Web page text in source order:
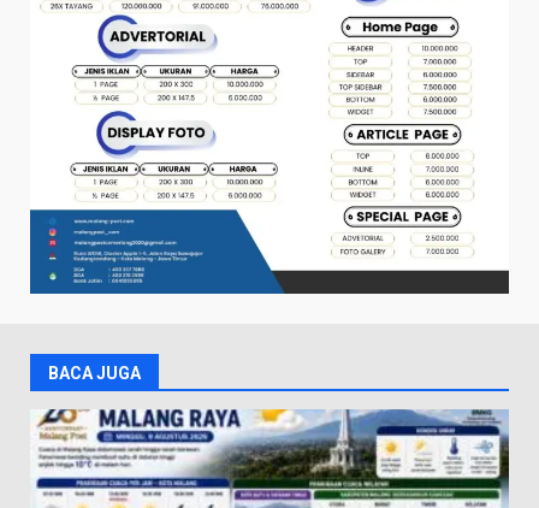
BACA JUGA